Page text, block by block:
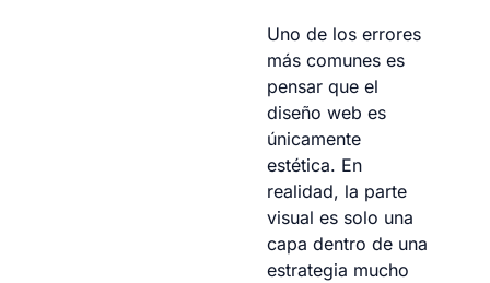
Uno de los errores
más comunes es
pensar que el
diseño web es
únicamente
estética. En
realidad, la parte
visual es solo una
capa dentro de una
estrategia mucho